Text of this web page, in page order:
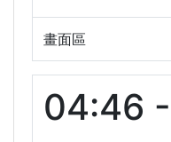
畫面區
04:46